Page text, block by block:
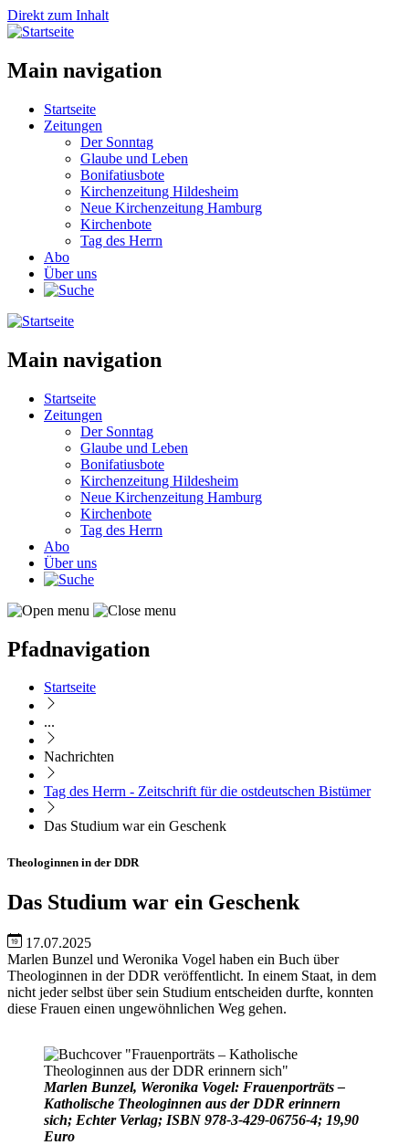
Direkt zum Inhalt
Main navigation
Startseite
Zeitungen
Der Sonntag
Glaube und Leben
Bonifatiusbote
Kirchenzeitung Hildesheim
Neue Kirchenzeitung Hamburg
Kirchenbote
Tag des Herrn
Abo
Über uns
Main navigation
Startseite
Zeitungen
Der Sonntag
Glaube und Leben
Bonifatiusbote
Kirchenzeitung Hildesheim
Neue Kirchenzeitung Hamburg
Kirchenbote
Tag des Herrn
Abo
Über uns
Pfadnavigation
Startseite
...
Nachrichten
Tag des Herrn - Zeitschrift für die ostdeutschen Bistümer
Das Studium war ein Geschenk
Theologinnen in der DDR
Das Studium war ein Geschenk
17.07.2025
Marlen Bunzel und Weronika Vogel haben ein Buch über
Theologinnen in der DDR veröffentlicht. In einem Staat, in dem
nicht jeder selbst über sein Studium entscheiden durfte, konnten
diese Frauen einen ungewöhnlichen Weg gehen.
Marlen Bunzel, Weronika Vogel: Frauenporträts –
Katholische Theologinnen aus der DDR erinnern
sich; Echter Verlag; ISBN 978-3-429-06756-4; 19,90
Euro